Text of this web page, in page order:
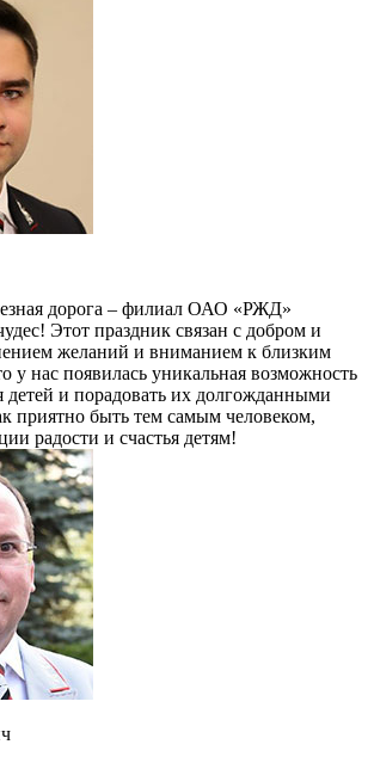
дорога – филиал ОАО «РЖД»
Этот праздник связан с добром и
желаний и вниманием к близким
у нас появилась уникальная возможность
детей и порадовать их долгожданными
приятно быть тем самым человеком,
радости и счастья детям!